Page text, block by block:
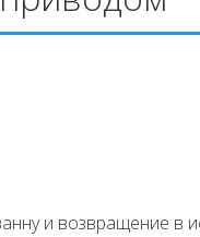
и возвращение в